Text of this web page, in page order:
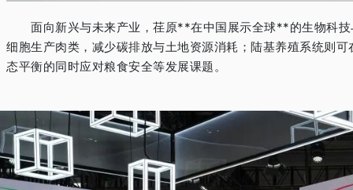
面向新兴与未来产业，荏原**在中国展示全球**的生物科技
细胞生产肉类，减少碳排放与土地资源消耗；陆基养殖系统则
态平衡的同时应对粮食安全等发展课题。